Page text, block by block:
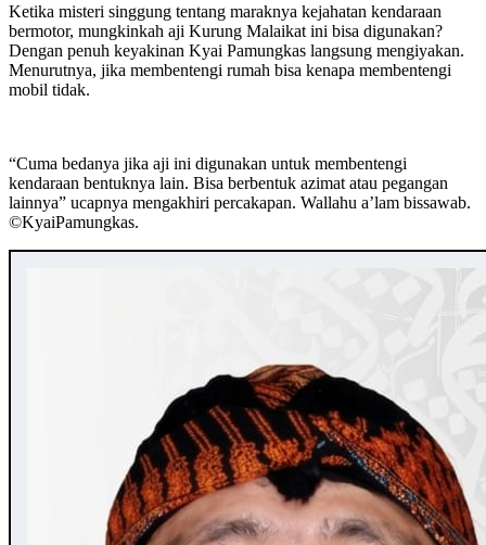
Ketika misteri singgung tentang maraknya kejahatan kendaraan
bermotor, mungkinkah aji Kurung Malaikat ini bisa digunakan?
Dengan penuh keyakinan Kyai Pamungkas langsung mengiyakan.
Menurutnya, jika membentengi rumah bisa kenapa membentengi
mobil tidak.
“Cuma bedanya jika aji ini digunakan untuk membentengi
kendaraan bentuknya lain. Bisa berbentuk azimat atau pegangan
lainnya” ucapnya mengakhiri percakapan. Wallahu a’lam bissawab.
©️KyaiPamungkas.